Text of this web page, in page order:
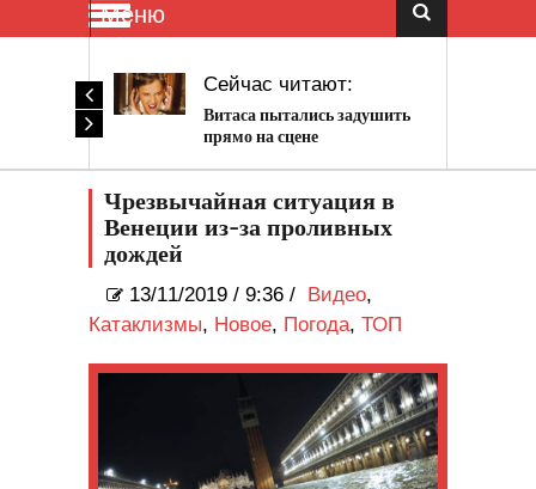
Меню
Сейчас читают:
Витаса пытались задушить
прямо на сцене
Чрезвычайная ситуация в
Венеции из-за проливных
дождей
13/11/2019 / 9:36 / Видео,
Катаклизмы, Новое, Погода, ТОП